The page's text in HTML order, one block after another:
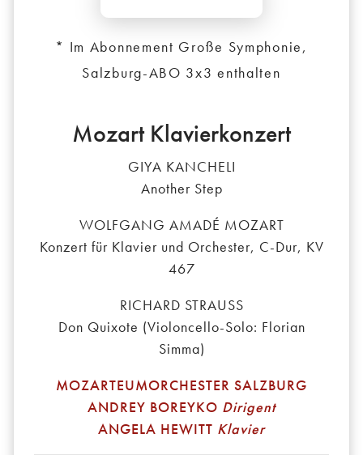
* Im Abonnement Große Symphonie,
Salzburg-ABO 3x3 enthalten
Mozart Klavierkonzert
GIYA KANCHELI
Another Step
WOLFGANG AMADÉ MOZART
Konzert für Klavier und Orchester, C-Dur, KV
467
RICHARD STRAUSS
Don Quixote (Violoncello-Solo: Florian
Simma)
MOZARTEUMORCHESTER SALZBURG
ANDREY BOREYKO Dirigent
ANGELA HEWITT Klavier